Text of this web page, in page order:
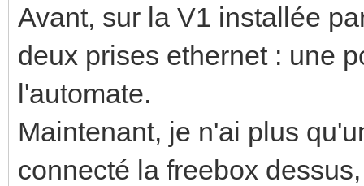
Avant, sur la V1 installée
deux prises ethernet : une
l'automate.
Maintenant, je n'ai plus
connecté la freebox